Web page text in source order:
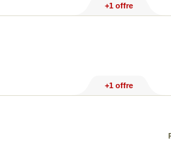
+1 offre
+1 offre